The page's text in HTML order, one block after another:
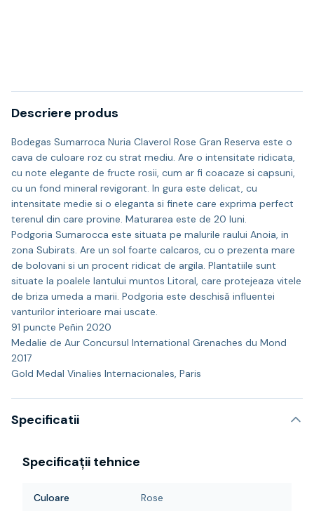
Descriere produs
Bodegas Sumarroca Nuria Claverol Rose Gran Reserva este o
cava de culoare roz cu strat mediu. Are o intensitate ridicata,
cu note elegante de fructe rosii, cum ar fi coacaze si capsuni,
cu un fond mineral revigorant. In gura este delicat, cu
intensitate medie si o eleganta si finete care exprima perfect
terenul din care provine. Maturarea este de 20 luni.
Podgoria Sumarocca este situata pe malurile raului Anoia, in
zona Subirats. Are un sol foarte calcaros, cu o prezenta mare
de bolovani si un procent ridicat de argila. Plantatiile sunt
situate la poalele lantului muntos Litoral, care protejeaza vitele
de briza umeda a marii. Podgoria este deschisă influentei
vanturilor interioare mai uscate.
91 puncte Peñin 2020
Medalie de Aur Concursul International Grenaches du Mond
2017
Gold Medal Vinalies Internacionales, Paris
Specificatii
Specificații tehnice
Culoare Rose